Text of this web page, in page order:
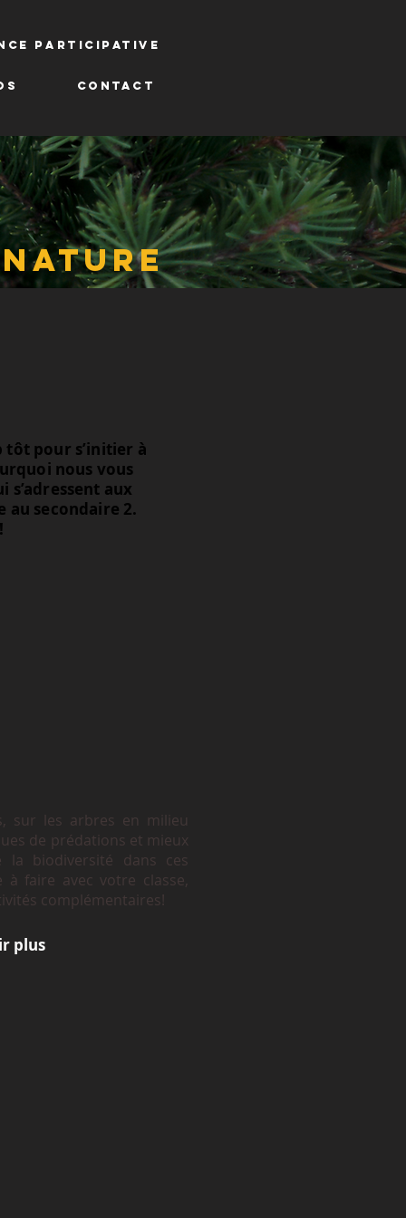
participative
Contact
tôt pour s’initier à
nous vous
s’adressent aux
au secondaire 2.
sur les arbres en milieu
de prédations et mieux
la biodiversité dans ces
faire avec votre classe,
complémentaires!
plus